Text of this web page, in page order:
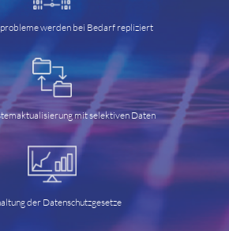
werden bei Bedarf repliziert
mit selektiven Daten
der Datenschutzgesetze